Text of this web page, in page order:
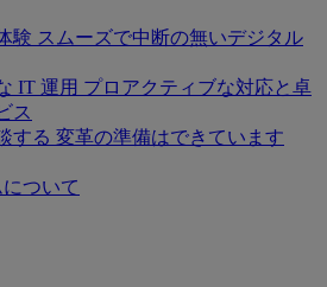
験 スムーズで中断の無いデジタル
IT 運用 プロアクティブな対応と卓
ス
する 変革の準備はできています
ついて